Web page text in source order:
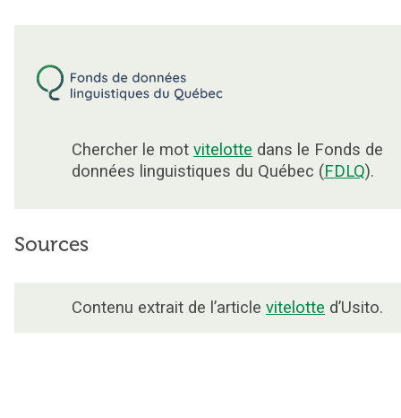
Chercher le mot vitelotte dans le Fonds de
données linguistiques du Québec (FDLQ).
Sources
Contenu extrait de l’article vitelotte d’Usito.